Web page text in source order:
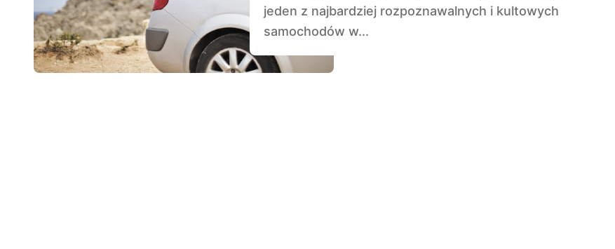
jeden z najbardziej rozpoznawalnych i kultowych
samochodów w...